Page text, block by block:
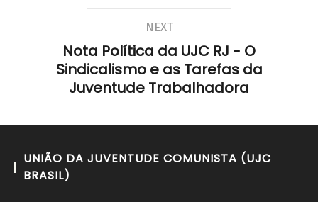
NEXT
Nota Política da UJC RJ - O
Sindicalismo e as Tarefas da
Juventude Trabalhadora
UNIÃO DA JUVENTUDE COMUNISTA (UJC
BRASIL)